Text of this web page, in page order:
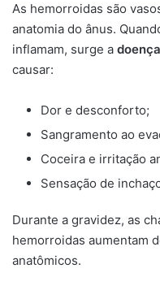
As hemorroidas são
anatomia do ânus.
inflamam, surge a
causar:
Dor e desconforto;
Sangramento ao
Coceira e irritação
Sensação de
Durante a gravidez, as
hemorroidas aumentam
anatômicos.